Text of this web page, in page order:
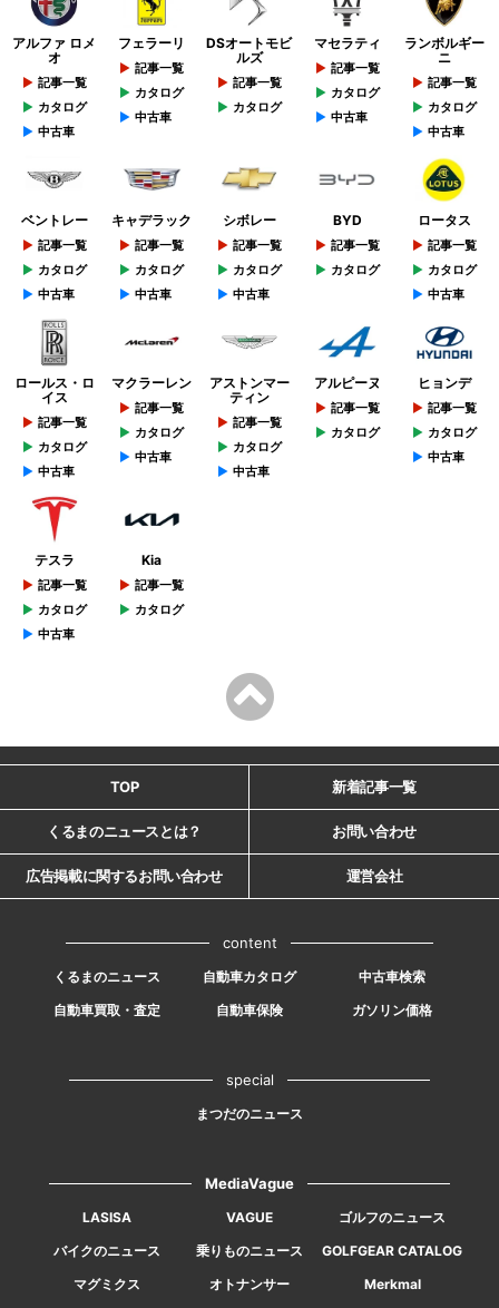
アルファ ロメ
オ
記事一覧
カタログ
中古車
フェラーリ
記事一覧
カタログ
中古車
DSオートモビ
ルズ
記事一覧
カタログ
マセラティ
記事一覧
カタログ
中古車
ランボルギー
ニ
記事一覧
カタログ
中古車
ベントレー
記事一覧
カタログ
中古車
キャデラック
記事一覧
カタログ
中古車
シボレー
記事一覧
カタログ
中古車
BYD
記事一覧
カタログ
ロータス
記事一覧
カタログ
中古車
ロールス・ロ
イス
記事一覧
カタログ
中古車
マクラーレン
記事一覧
カタログ
中古車
アストンマー
ティン
記事一覧
カタログ
中古車
アルピーヌ
記事一覧
カタログ
ヒョンデ
記事一覧
カタログ
中古車
テスラ
記事一覧
カタログ
中古車
Kia
記事一覧
カタログ
TOP 新着記事一覧
くるまのニュースとは？ お問い合わせ
広告掲載に関するお問い合わせ 運営会社
content
くるまのニュース 自動車カタログ
中古車検索
自動車買取・査定
自動車保険 ガソリン価格
special
まつだのニュース
MediaVague
LASISA VAGUE
ゴルフのニュース
バイクのニュース
乗りものニュース
GOLFGEAR CATALOG
マグミクス
オトナンサー Merkmal